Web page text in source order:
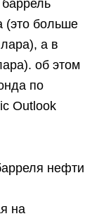
(это больше
а в
об этом
по
Outlook
нефти
на